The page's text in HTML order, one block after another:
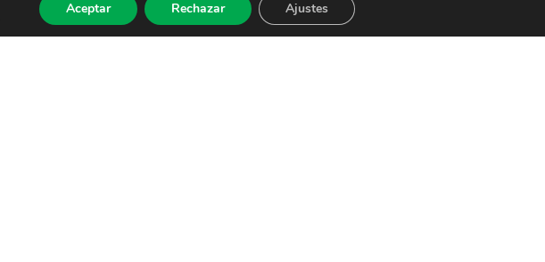
Aceptar Rechazar Ajustes